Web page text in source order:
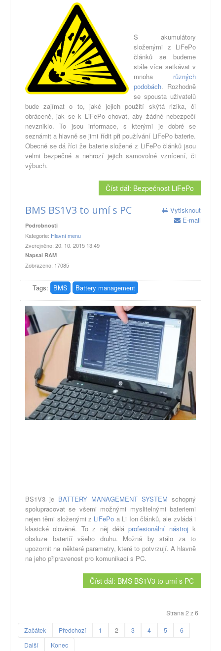
S akumulátory
složenými z LiFePo
článků se budeme
stále více setkávat v
mnoha různých
podobách. Rozhodně
se spousta uživatelů
bude zajímat o to, jaké jejich použití skýtá rizika, či
obráceně, jak se k LiFePo chovat, aby žádné nebezpečí
nevzniklo. To jsou informace, s kterými je dobré se
seznámit a hlavně se jimi řídit při používání LiFePo baterie.
Obecně se dá říci že baterie složené z LiFePo článků jsou
velmi bezpečné a nehrozí jejich samovolné vznícení, či
výbuch.
Číst dál: Bezpečnost LiFePo
BMS BS1V3 to umí s PC
Vytisknout
E-mail
Podrobnosti
Kategorie: Hlavní menu
Zveřejněno: 20. 10. 2015 13:49
Napsal RAM
Zobrazeno: 17085
Tags: BMS Battery management
BS1V3 je BATTERY MANAGEMENT SYSTEM schopný
spolupracovat se všemi možnými myslitelnými bateriemi
nejen těmi složenými z LiFePo a Li Ion článků, ale zvládá i
klasické olověné. To z něj děláprofesionální nástroj k
obsluze bateriíí všeho druhu. Možná by stálo za to
upozornit na některé parametry, které to potvrzují. A hlavně
na jeho připravenost pro komunikaci s PC.
Číst dál: BMS BS1V3 to umí s PC
Strana 2 z 6
Začátek
Předchozí 1 2 3 4 5
6
Další
Konec